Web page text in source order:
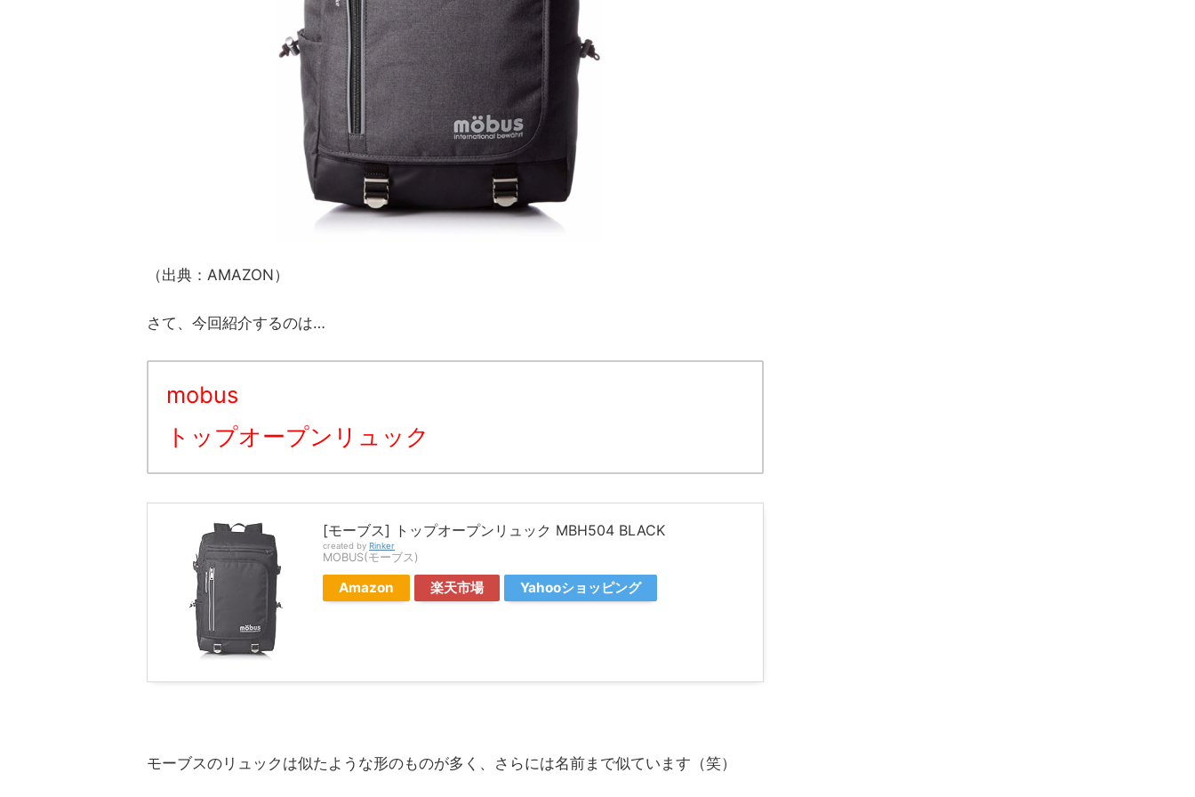
（出典：AMAZON）
さて、今回紹介するのは…
mobus
トップオープンリュック
[モーブス] トップオープンリュック MBH504 BLACK
created by Rinker
MOBUS(モーブス)
Amazon 楽天市場 Yahooショッピング
モーブスのリュックは似たような形のものが多く、さらには名前まで似ています（笑）